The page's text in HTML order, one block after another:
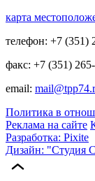
карта
телефон: +7 (351)
факс: +7 (351)
email:
Политика в
Реклама на сайте
Разработка: Pixite
Дизайн: "Студия